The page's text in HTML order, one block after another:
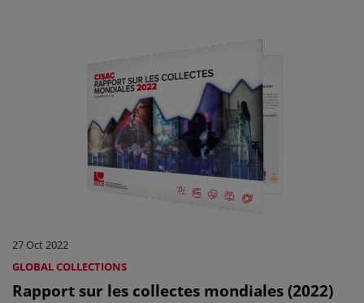
27 Oct 2022
GLOBAL COLLECTIONS
Rapport sur les collectes mondiales (2022)